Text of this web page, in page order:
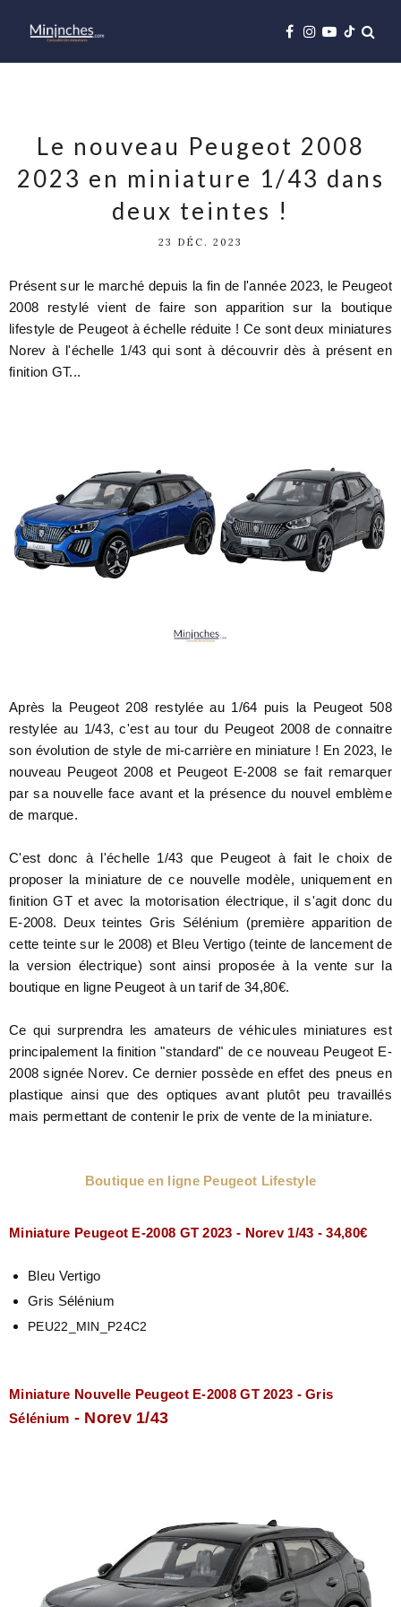
Le nouveau Peugeot 2008
2023 en miniature 1/43 dans
deux teintes !
23 DÉC. 2023
Présent sur le marché depuis la fin de l'année 2023, le Peugeot
2008 restylé vient de faire son apparition sur la boutique
lifestyle de Peugeot à échelle réduite ! Ce sont deux miniatures
Norev à l'échelle 1/43 qui sont à découvrir dès à présent en
finition GT...
Après la Peugeot 208 restylée au 1/64 puis la Peugeot 508
restylée au 1/43, c'est au tour du Peugeot 2008 de connaitre
son évolution de style de mi-carrière en miniature ! En 2023, le
nouveau Peugeot 2008 et Peugeot E-2008 se fait remarquer
par sa nouvelle face avant et la présence du nouvel emblème
de marque.
C'est donc à l'échelle 1/43 que Peugeot à fait le choix de
proposer la miniature de ce nouvelle modèle, uniquement en
finition GT et avec la motorisation électrique, il s'agit donc du
E-2008. Deux teintes Gris Sélénium (première apparition de
cette teinte sur le 2008) et Bleu Vertigo (teinte de lancement de
la version électrique) sont ainsi proposée à la vente sur la
boutique en ligne Peugeot à un tarif de 34,80€.
Ce qui surprendra les amateurs de véhicules miniatures est
principalement la finition "standard" de ce nouveau Peugeot E-
2008 signée Norev. Ce dernier possède en effet des pneus en
plastique ainsi que des optiques avant plutôt peu travaillés
mais permettant de contenir le prix de vente de la miniature.
Boutique en ligne Peugeot Lifestyle
Miniature Peugeot E-2008 GT 2023 - Norev 1/43 - 34,80€
Bleu Vertigo
Gris Sélénium
PEU22_MIN_P24C2
Miniature Nouvelle Peugeot E-2008 GT 2023 - Gris
Sélénium - Norev 1/43